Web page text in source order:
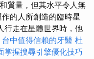
質量，但其水平令人無
的人所創造的臨時星
行走在星體世界時，他
台中值得信賴的牙醫 杜
掌握搜尋引擎優化技巧